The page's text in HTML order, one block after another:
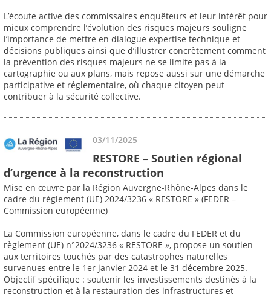
L’écoute active des commissaires enquêteurs et leur intérêt pour
mieux comprendre l’évolution des risques majeurs souligne
l’importance de mettre en dialogue expertise technique et
décisions publiques ainsi que d’illustrer concrètement comment
la prévention des risques majeurs ne se limite pas à la
cartographie ou aux plans, mais repose aussi sur une démarche
participative et réglementaire, où chaque citoyen peut
contribuer à la sécurité collective.
03/11/2025
RESTORE – Soutien régional
d’urgence à la reconstruction
Mise en œuvre par la Région Auvergne-Rhône-Alpes dans le
cadre du règlement (UE) 2024/3236 « RESTORE » (FEDER –
Commission européenne)
La Commission européenne, dans le cadre du FEDER et du
règlement (UE) n°2024/3236 « RESTORE », propose un soutien
aux territoires touchés par des catastrophes naturelles
survenues entre le 1er janvier 2024 et le 31 décembre 2025.
Objectif spécifique : soutenir les investissements destinés à la
reconstruction et à la restauration des infrastructures et